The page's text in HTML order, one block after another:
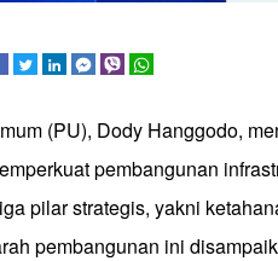
(PU), Dody Hanggodo,
pembangunan
pilar strategis, yakni
pembangunan ini